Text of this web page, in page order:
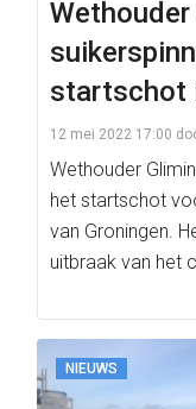
startschot
12 mei 2022 17:00
Wethouder
het startschot
van Groningen.
uitbraak van het
NIEUWS